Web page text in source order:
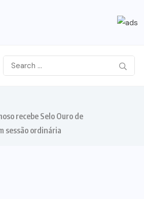
recebe Selo Ouro de
sessão ordinária